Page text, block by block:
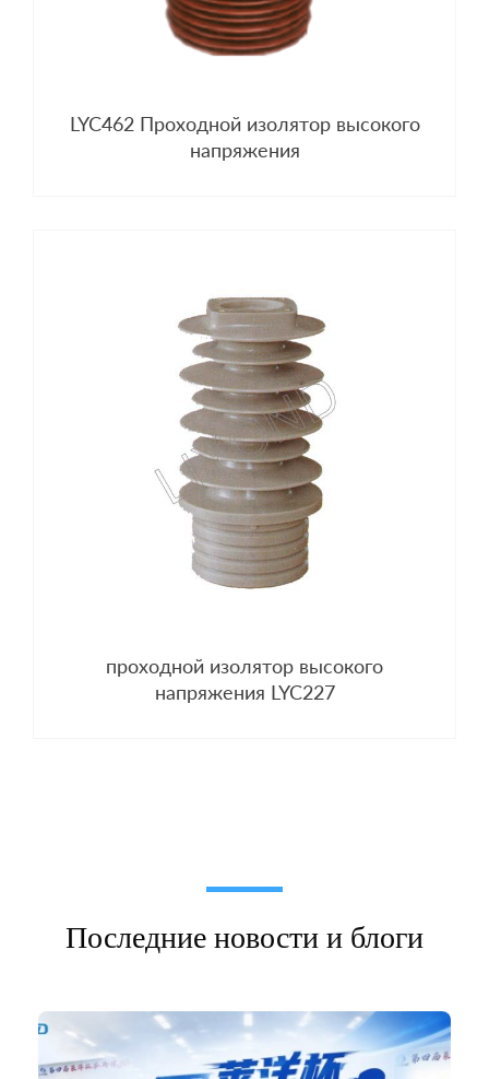
LYC462 Проходной изолятор высокого
напряжения
проходной изолятор высокого
напряжения LYC227
Последние новости и блоги